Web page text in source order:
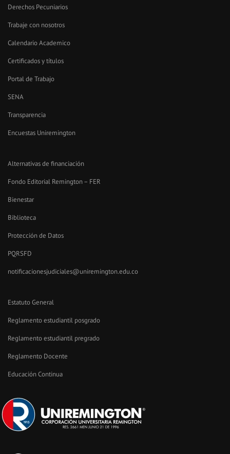
Derechos Pecuniarios
Trabaje con nosotros
Calendario Academico
Certificados y títulos
Portal de Trabajo
SENA
Transparencia
Encuestas Uniremington
Alternativas de financiación
Fondo Editorial Remington – FER
Bienestar
Biblioteca
Protección de Datos
PQRSFD
notificacionesjudiciales@uniremington.edu.co
Estatuto General
Reglamento estudiantil posgrado
Reglamento estudiantil pregrado
Reglamento Docente
Educación Continua